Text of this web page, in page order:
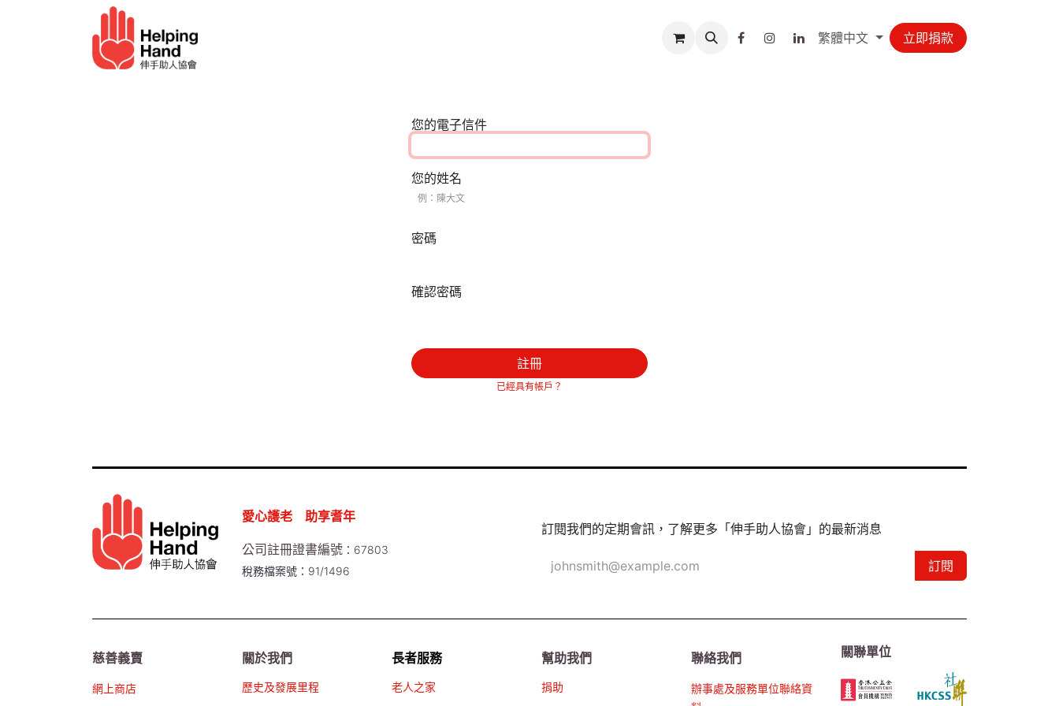
聯絡我們 繁體中文 立即捐款
您的電子信件
您的姓名
密碼
確認密碼
註冊
已經具有帳戶？
愛心護老 助享耆年
公司註冊證書編號 ：67803
稅務檔案號：91/1496
訂閱我們的定期會訊，了解更多「伸手助人協會」的最新消息
訂閱
慈善義賣
網上商店
關於我們
歷史及發展里程
長者服務
老人之家
幫助我們
捐助
聯絡我們
辦事處及服務單位聯絡資
關聯單位